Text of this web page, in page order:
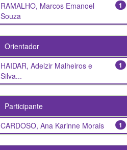
1
RAMALHO, Marcos Emanoel
Souza
Orientador
1
HAIDAR, Adelzir Malheiros e
Silva...
Participante
1
CARDOSO, Ana Karinne Morais